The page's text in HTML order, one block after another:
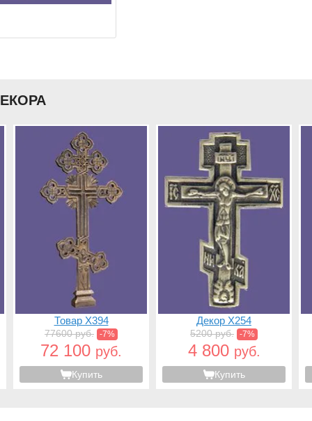
Товар X394
77600 руб. -7%
72 100 руб.
Купить
Декор X254
5200 руб. -7%
4 800 руб.
Купить